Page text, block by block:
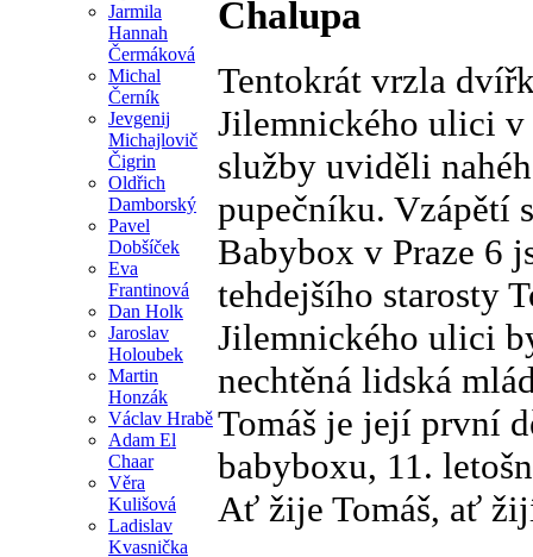
Jarmila
Hannah
Čermáková
Michal
Černík
Jevgenij
Michajlovič
Čigrin
Oldřich
Damborský
Pavel
Dobšíček
Eva
Frantinová
Dan Holk
Jaroslav
Holoubek
Martin
Honzák
Václav Hrabě
Adam El
Chaar
Věra
Kulišová
Ladislav
Kvasnička
Chalupa
Tentokrát vrzla
Jilemnického ulici v
služby uviděli
pupečníku. Vzápětí
Babybox v Praze 6
tehdejšího starosty
Jilemnického ulici
nechtěná lidská
Tomáš je její první
babyboxu, 11.
Ať žije Tomáš, ať